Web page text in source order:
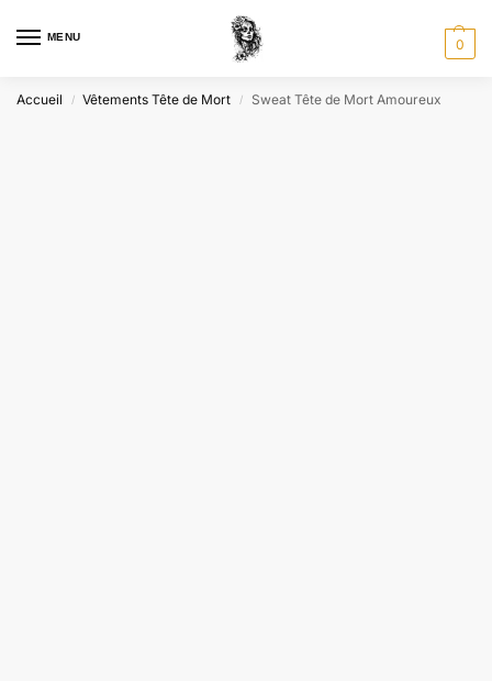
MENU 0
Accueil / Vêtements Tête de Mort / Sweat Tête de Mort Amoureux